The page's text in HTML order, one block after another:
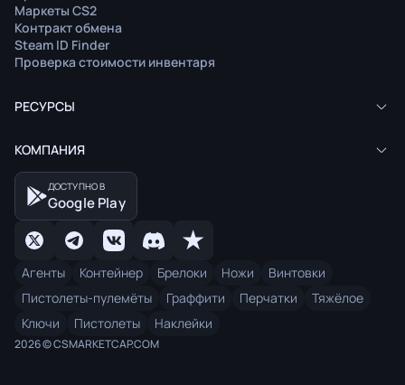
Маркеты CS2
Контракт обмена
Steam ID Finder
Проверка стоимости инвентаря
РЕСУРСЫ
КОМПАНИЯ
ДОСТУПНО В
Google Play
Агенты Контейнер Брелоки Ножи
Винтовки
Пистолеты-пулемёты
Граффити Перчатки
Тяжёлое
Ключи
Пистолеты Наклейки
2026 © CSMARKETCAP.COM